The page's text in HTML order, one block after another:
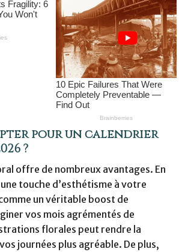
pour un calendrier
?
offre de nombreux avantages. En
touche d’esthétisme à votre
un véritable boost de
vos mois agrémentés de
florales peut rendre la
journées plus agréable. De plus,